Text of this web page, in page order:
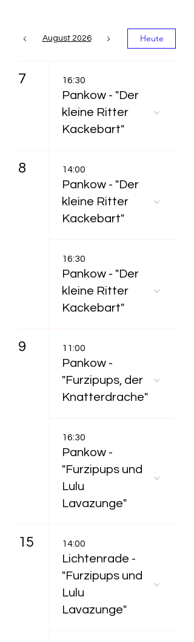
August 2026 Heute
7 16:30
Pankow - "Der
kleine Ritter
Kackebart"
8 14:00
Pankow - "Der
kleine Ritter
Kackebart"
16:30
Pankow - "Der
kleine Ritter
Kackebart"
9 11:00
Pankow -
"Furzipups, der
Knatterdrache"
16:30
Pankow -
"Furzipups und
Lulu
Lavazunge"
15 14:00
Lichtenrade -
"Furzipups und
Lulu
Lavazunge"